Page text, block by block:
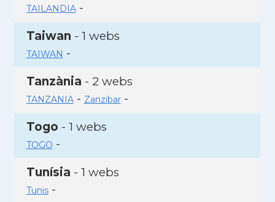
TAILANDIA-
Taiwan - 1 webs
TAIWAN -
Tanzània - 2 webs
TANZANIA- Zanzibar-
Togo - 1 webs
TOGO -
Tunísia - 1 webs
Tunis-